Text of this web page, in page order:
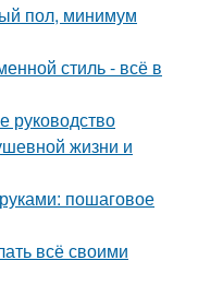
пол, минимум
стиль - всё в
руководство
жизни и
пошаговое
всё своими